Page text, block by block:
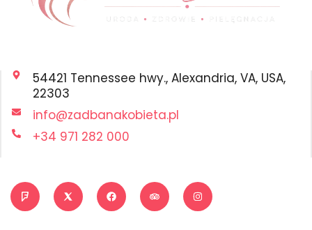
54421 Tennessee hwy., Alexandria, VA, USA,
22303
info@zadbanakobieta.pl
+34 971 282 000